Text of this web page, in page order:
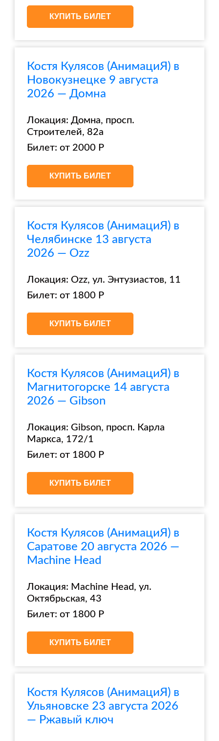
КУПИТЬ БИЛЕТ
Костя Кулясов (АнимациЯ) в
Новокузнецке 9 августа
2026 — Домна
Локация: Домна, просп.
Строителей, 82а
Билет: от 2000 Р
КУПИТЬ БИЛЕТ
Костя Кулясов (АнимациЯ) в
Челябинске 13 августа
2026 — Ozz
Локация: Ozz, ул. Энтузиастов, 11
Билет: от 1800 Р
КУПИТЬ БИЛЕТ
Костя Кулясов (АнимациЯ) в
Магнитогорске 14 августа
2026 — Gibson
Локация: Gibson, просп. Карла
Маркса, 172/1
Билет: от 1800 Р
КУПИТЬ БИЛЕТ
Костя Кулясов (АнимациЯ) в
Саратове 20 августа 2026 —
Machine Head
Локация: Machine Head, ул.
Октябрьская, 43
Билет: от 1800 Р
КУПИТЬ БИЛЕТ
Костя Кулясов (АнимациЯ) в
Ульяновске 23 августа 2026
— Ржавый ключ